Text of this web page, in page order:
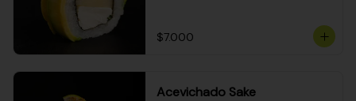
$7.000
Acevichado Sake